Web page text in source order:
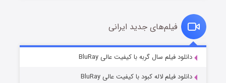
قسمت۷ (زیرنویس) منتشر شد
فیلم‌های جدید ایرانی
دانلود فیلم سال گربه با کیفیت عالی BluRay
دانلود فیلم لاله کبود با کیفیت عالی BluRay